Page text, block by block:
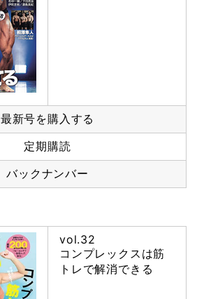
最新号を購入する
定期購読
バックナンバー
vol.32
コンプレックスは筋
トレで解消できる